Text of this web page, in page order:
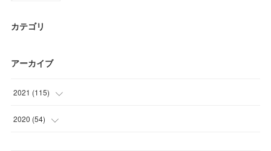
カテゴリ
アーカイブ
2021 (115)
(21 )
2020 (54)